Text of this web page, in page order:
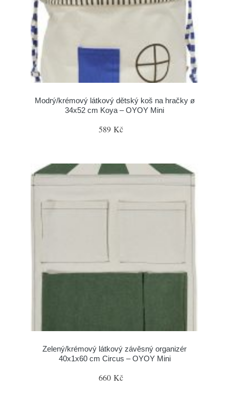
Modrý/krémový látkový dětský koš na hračky ø
34x52 cm Koya – OYOY Mini
589 Kč
Zelený/krémový látkový závěsný organizér
40x1x60 cm Circus – OYOY Mini
660 Kč